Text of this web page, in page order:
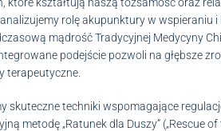
rolę akupunktury w wspieraniu
mądrość Tradycyjnej Medycyny
podejście pozwoli na głębsze
terapeutyczne.
skuteczne techniki wspomagające
metodę „Ratunek dla Duszy” („Rescue of